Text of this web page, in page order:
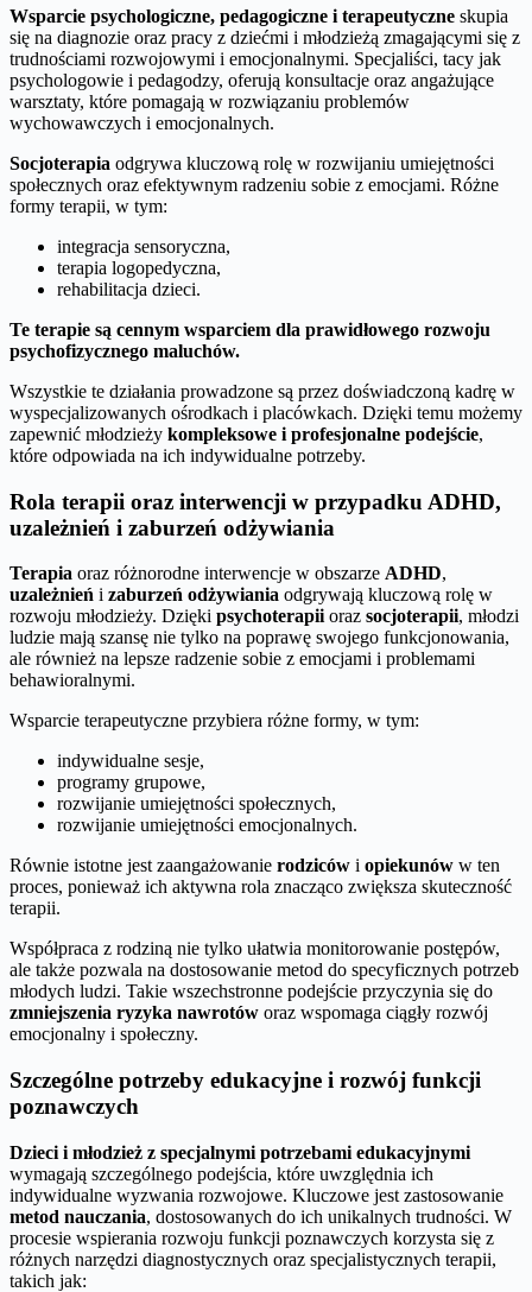
Wsparcie psychologiczne, pedagogiczne i terapeutyczne skupia
się na diagnozie oraz pracy z dziećmi i młodzieżą zmagającymi się z
trudnościami rozwojowymi i emocjonalnymi. Specjaliści, tacy jak
psychologowie i pedagodzy, oferują konsultacje oraz angażujące
warsztaty, które pomagają w rozwiązaniu problemów
wychowawczych i emocjonalnych.
Socjoterapia odgrywa kluczową rolę w rozwijaniu umiejętności
społecznych oraz efektywnym radzeniu sobie z emocjami. Różne
formy terapii, w tym:
integracja sensoryczna,
terapia logopedyczna,
rehabilitacja dzieci.
Te terapie są cennym wsparciem dla prawidłowego rozwoju
psychofizycznego maluchów.
Wszystkie te działania prowadzone są przez doświadczoną kadrę w
wyspecjalizowanych ośrodkach i placówkach. Dzięki temu możemy
zapewnić młodzieży kompleksowe i profesjonalne podejście,
które odpowiada na ich indywidualne potrzeby.
Rola terapii oraz interwencji w przypadku ADHD,
uzależnień i zaburzeń odżywiania
Terapia oraz różnorodne interwencje w obszarze ADHD,
uzależnień i zaburzeń odżywiania odgrywają kluczową rolę w
rozwoju młodzieży. Dzięki psychoterapii oraz socjoterapii, młodzi
ludzie mają szansę nie tylko na poprawę swojego funkcjonowania,
ale również na lepsze radzenie sobie z emocjami i problemami
behawioralnymi.
Wsparcie terapeutyczne przybiera różne formy, w tym:
indywidualne sesje,
programy grupowe,
rozwijanie umiejętności społecznych,
rozwijanie umiejętności emocjonalnych.
Równie istotne jest zaangażowanie rodziców i opiekunów w ten
proces, ponieważ ich aktywna rola znacząco zwiększa skuteczność
terapii.
Współpraca z rodziną nie tylko ułatwia monitorowanie postępów,
ale także pozwala na dostosowanie metod do specyficznych potrzeb
młodych ludzi. Takie wszechstronne podejście przyczynia się do
zmniejszenia ryzyka nawrotów oraz wspomaga ciągły rozwój
emocjonalny i społeczny.
Szczególne potrzeby edukacyjne i rozwój funkcji
poznawczych
Dzieci i młodzież z specjalnymi potrzebami edukacyjnymi
wymagają szczególnego podejścia, które uwzględnia ich
indywidualne wyzwania rozwojowe. Kluczowe jest zastosowanie
metod nauczania, dostosowanych do ich unikalnych trudności. W
procesie wspierania rozwoju funkcji poznawczych korzysta się z
różnych narzędzi diagnostycznych oraz specjalistycznych terapii,
takich jak: